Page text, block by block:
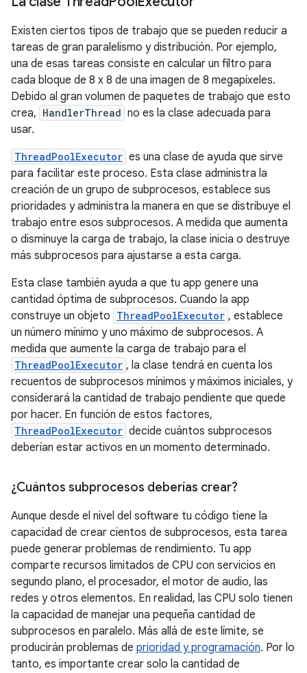
Existen ciertos tipos de trabajo que se pueden reducir a
tareas de gran paralelismo y distribución. Por ejemplo,
una de esas tareas consiste en calcular un filtro para
cada bloque de 8 x 8 de una imagen de 8 megapíxeles.
Debido al gran volumen de paquetes de trabajo que esto
crea, HandlerThread no es la clase adecuada para
usar.
ThreadPoolExecutor es una clase de ayuda que sirve
para facilitar este proceso. Esta clase administra la
creación de un grupo de subprocesos, establece sus
prioridades y administra la manera en que se distribuye el
trabajo entre esos subprocesos. A medida que aumenta
o disminuye la carga de trabajo, la clase inicia o destruye
más subprocesos para ajustarse a esta carga.
Esta clase también ayuda a que tu app genere una
cantidad óptima de subprocesos. Cuando la app
construye un objeto ThreadPoolExecutor , establece
un número mínimo y uno máximo de subprocesos. A
medida que aumente la carga de trabajo para el
ThreadPoolExecutor , la clase tendrá en cuenta los
recuentos de subprocesos mínimos y máximos iniciales, y
considerará la cantidad de trabajo pendiente que quede
por hacer. En función de estos factores,
ThreadPoolExecutor decide cuántos subprocesos
deberían estar activos en un momento determinado.
¿Cuántos subprocesos deberías crear?
Aunque desde el nivel del software tu código tiene la
capacidad de crear cientos de subprocesos, esta tarea
puede generar problemas de rendimiento. Tu app
comparte recursos limitados de CPU con servicios en
segundo plano, el procesador, el motor de audio, las
redes y otros elementos. En realidad, las CPU solo tienen
la capacidad de manejar una pequeña cantidad de
subprocesos en paralelo. Más allá de este límite, se
producirán problemas de prioridad y programación. Por lo
tanto, es importante crear solo la cantidad de